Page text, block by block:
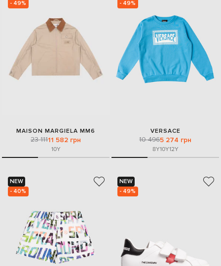
- 49%
MAISON MARGIELA MM6
23 11111 582 грн
10Y
- 49%
VERSACE
10 4965 274 грн
8Y10Y12Y
NEW
- 40%
NEW
- 49%